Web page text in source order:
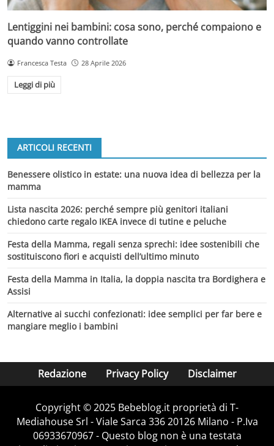
Lentiggini nei bambini: cosa sono, perché compaiono e
quando vanno controllate
Francesca Testa 28 Aprile 2026
Leggi di più
ARTICOLI RECENTI
Benessere olistico in estate: una nuova idea di bellezza per la
mamma
Lista nascita 2026: perché sempre più genitori italiani
chiedono carte regalo IKEA invece di tutine e peluche
Festa della Mamma, regali senza sprechi: idee sostenibili che
sostituiscono fiori e acquisti dell’ultimo minuto
Festa della Mamma in Italia, la doppia nascita tra Bordighera e
Assisi
Alternative ai succhi confezionati: idee semplici per far bere e
mangiare meglio i bambini
Redazione Privacy Policy Disclaimer
Copyright © 2025 Bebeblog.it proprietà di T-
Mediahouse Srl - Viale Sarca 336 20126 Milano - P.Iva
06933670967 - Questo blog non è una testata